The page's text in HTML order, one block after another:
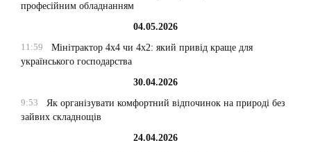
професійним обладнанням
04.05.2026
11:59
Мінітрактор 4х4 чи 4х2: який привід краще для
українського господарства
30.04.2026
9:53
Як організувати комфортний відпочинок на природі без
зайвих складнощів
24.04.2026